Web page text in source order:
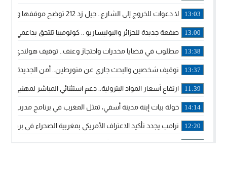
13:03 لا دعوات للخروج إلى الشارع.. جيل زد 212 توضح موقفها وتؤكد أن المنشورات المنسوبة إليها لا تمثل موقفها الرسمي.
13:00 صفعة جديدة للجزائر والبوليساريو .. كولومبيا تلتحق بداعمي
13:38 مطلوب في قضايا مخدرات واحتجاز وعنف.. توقيف هولندي
13:37 توقيف شخصين والبحث جاري عن متورطين.. أمن الجديدة يفك
11:39 ارتفاع أسعار المواد البترولية.. دعم استثنائي المباشر لمهنيي
14:14 خولة بيات إبنة مدينة أسفي، تمثل المغرب في برنامج مدرب
12:20 ترامب يجدد تأكيد الاعتراف الأمريكي بمغربية الصحراء في برقية